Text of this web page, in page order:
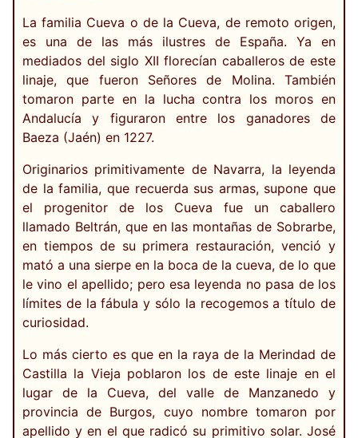
La familia Cueva o de la Cueva, de remoto origen,
es una de las más ilustres de España. Ya en
mediados del siglo XII florecían caballeros de este
linaje, que fueron Señores de Molina. También
tomaron parte en la lucha contra los moros en
Andalucía y figuraron entre los ganadores de
Baeza (Jaén) en 1227.
Originarios primitivamente de Navarra, la leyenda
de la familia, que recuerda sus armas, supone que
el progenitor de los Cueva fue un caballero
llamado Beltrán, que en las montañas de Sobrarbe,
en tiempos de su primera restauración, venció y
mató a una sierpe en la boca de la cueva, de lo que
le vino el apellido; pero esa leyenda no pasa de los
límites de la fábula y sólo la recogemos a título de
curiosidad.
Lo más cierto es que en la raya de la Merindad de
Castilla la Vieja poblaron los de este linaje en el
lugar de la Cueva, del valle de Manzanedo y
provincia de Burgos, cuyo nombre tomaron por
apellido y en el que radicó su primitivo solar. José